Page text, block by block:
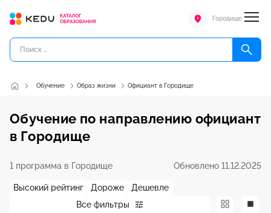
Городище
Обучение Образ жизни Официант в Городище
Обучение по направлению официант
в Городище
1 программа в Городище Обновлено 11.12.2025
Все фильтры
Высокий рейтинг Дороже Дешевле